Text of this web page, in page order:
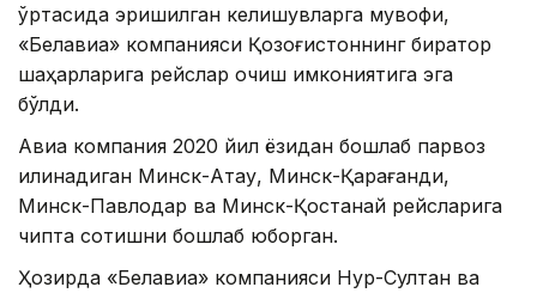
ўртасида эришилган келишувларга мувофиқ,
«Белавиа» компанияси Қозоғистоннинг бирқатор
шаҳарларига рейслар очиш имкониятига эга
бўлди.
Авиа компания 2020 йил ёзидан бошлаб парвоз
қилинадиган Минск-Ақтау, Минск-Қарағанди,
Минск-Павлодар ва Минск-Қостанай рейсларига
чипта сотишни бошлаб юборган.
Ҳозирда «Белавиа» компанияси Нур-Султан ва